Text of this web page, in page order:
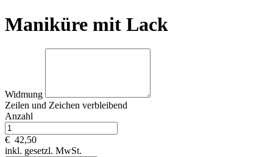
Maniküre mit Lack
Widmung
Zeilen und Zeichen verbleibend
Anzahl
€ 42,50
inkl. gesetzl. MwSt.